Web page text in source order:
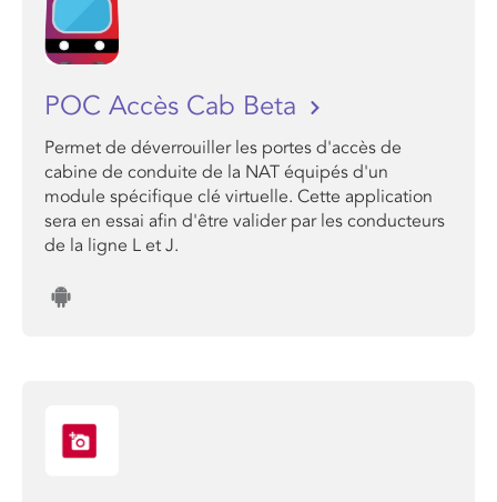
POC Accès Cab Beta
Permet de déverrouiller les portes d'accès de
cabine de conduite de la NAT équipés d'un
module spécifique clé virtuelle. Cette application
sera en essai afin d'être valider par les conducteurs
de la ligne L et J.